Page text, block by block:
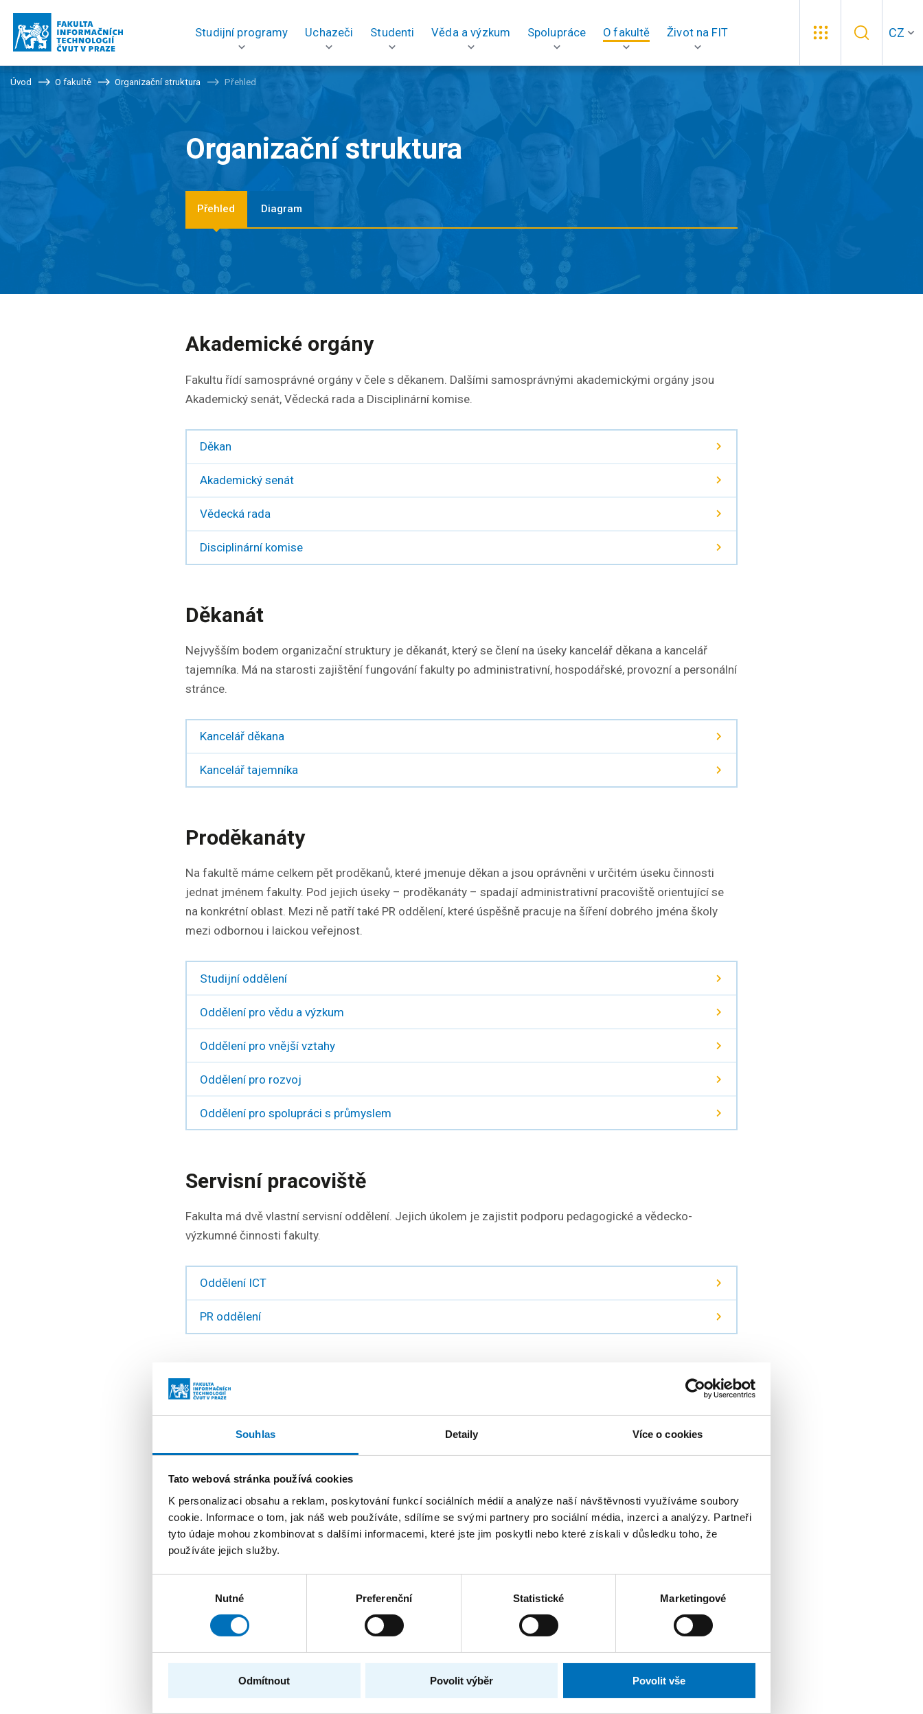
Souhlas Detaily Více o cookies
Tato webová stránka používá cookies
K personalizaci obsahu a reklam, poskytování funkcí sociálních médií a analýze naší návštěvnosti využíváme soubory
cookie. Informace o tom, jak náš web používáte, sdílíme se svými partnery pro sociální média, inzerci a analýzy. Partneři
tyto údaje mohou zkombinovat s dalšími informacemi, které jste jim poskytli nebo které získali v důsledku toho, že
používáte jejich služby.
Nutné Preferenční Statistické Marketingové
Odmítnout Povolit výběr Povolit vše
Studijní programy Uchazeči Studenti Věda a výzkum Spolupráce O fakultě Život na FIT CZ
Úvod O fakultě Organizační struktura Přehled
Organizační struktura
Přehled Diagram
Akademické orgány
Fakultu řídí samosprávné orgány v čele s děkanem. Dalšími samosprávnými akademickými orgány jsou
Akademický senát, Vědecká rada a Disciplinární komise.
Děkan
Akademický senát
Vědecká rada
Disciplinární komise
Děkanát
Nejvyšším bodem organizační struktury je děkanát, který se člení na úseky kancelář děkana a kancelář
tajemníka. Má na starosti zajištění fungování fakulty po administrativní, hospodářské, provozní a personální
stránce.
Kancelář děkana
Kancelář tajemníka
Proděkanáty
Na fakultě máme celkem pět proděkanů, které jmenuje děkan a jsou oprávněni v určitém úseku činnosti
jednat jménem fakulty. Pod jejich úseky – proděkanáty – spadají administrativní pracoviště orientující se
na konkrétní oblast. Mezi ně patří také PR oddělení, které úspěšně pracuje na šíření dobrého jména školy
mezi odbornou i laickou veřejnost.
Studijní oddělení
Oddělení pro vědu a výzkum
Oddělení pro vnější vztahy
Oddělení pro rozvoj
Oddělení pro spolupráci s průmyslem
Servisní pracoviště
Fakulta má dvě vlastní servisní oddělení. Jejich úkolem je zajistit podporu pedagogické a vědecko-
výzkumné činnosti fakulty.
Oddělení ICT
PR oddělení
Katedry
Katedry zajišťují výuku a náplň jednotlivých studijních specializací. Kromě toho se zabývají také vědeckou
činností, do které se mohou zapojit i studenti. Sledují nejnovější trendy, vydávají publikace a připravují
studijní materiály.
Katedra teoretické informatiky
Katedra softwarového inženýrství
Katedra číslicového návrhu
Katedra počítačových systémů
Katedra aplikované matematiky
Katedra informační bezpečnosti